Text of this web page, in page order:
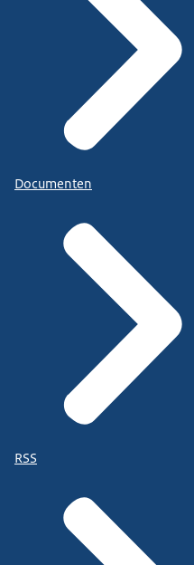
Documenten
RSS